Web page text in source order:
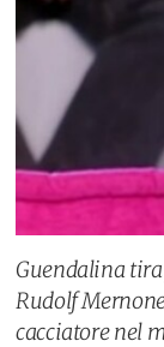
Guendalina
Rudolf
cacciatore nel